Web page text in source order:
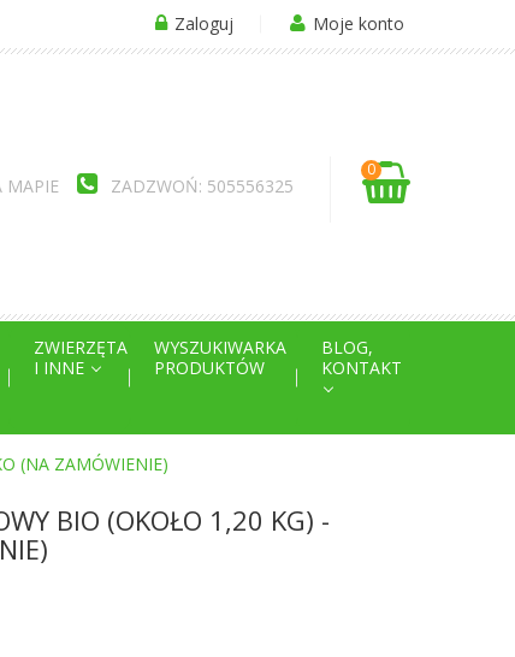
Zaloguj Moje konto
MAPIE ZADZWOŃ: 505556325
0
ZWIERZĘTA
I INNE
WYSZUKIWARKA
PRODUKTÓW
BLOG,
KONTAKT
(NA ZAMÓWIENIE)
BIO (OKOŁO 1,20 KG) -